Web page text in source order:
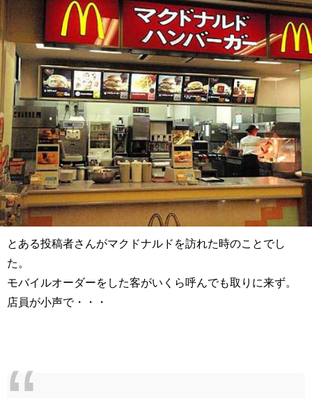
とある投稿者さんがマクドナルドを訪れた時のことでし
た。
モバイルオーダーをした客がいくら呼んでも取りに来ず。
店員が小声で・・・